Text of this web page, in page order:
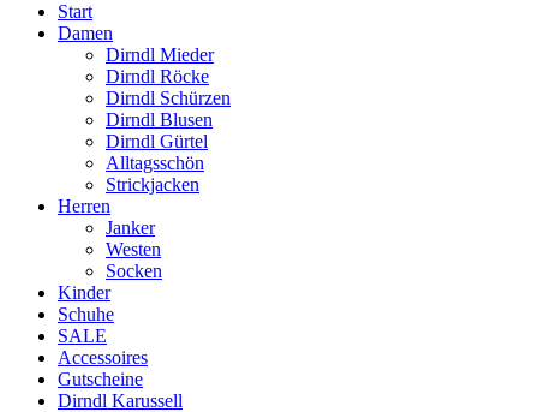
Start
Damen
Dirndl Mieder
Dirndl Röcke
Dirndl Schürzen
Dirndl Blusen
Dirndl Gürtel
Alltagsschön
Strickjacken
Herren
Janker
Westen
Socken
Kinder
Schuhe
SALE
Accessoires
Gutscheine
Dirndl Karussell